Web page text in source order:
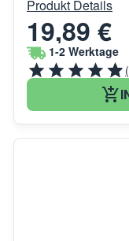
Produkt Details
19,89 €
1-2 Werktage